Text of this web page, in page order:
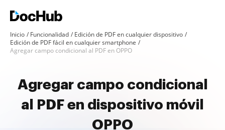
Inicio Funcionalidad
Edición de PDF en cualquier dispositivo
Edición de PDF fácil en cualquier smartphone
Agregar campo condicional al PDF en OPPO
Agregar campo condicional
al PDF en dispositivo móvil
OPPO